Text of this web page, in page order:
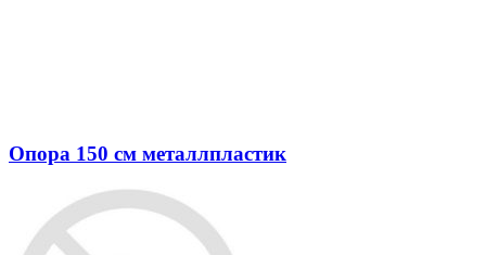
Опора 150 см металлпластик